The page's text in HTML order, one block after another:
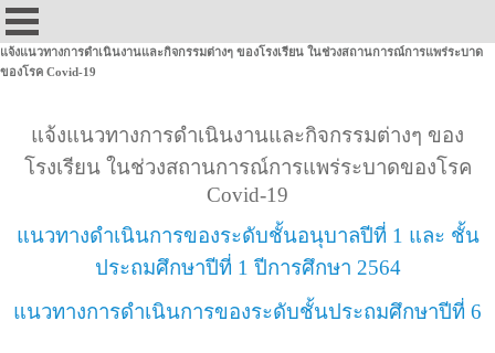
แจ้งแนวทางการดำเนินงานและกิจกรรมต่างๆ ของโรงเรียน ในช่วงสถานการณ์การแพร่ระบาด
ของโรค Covid-19
แจ้งแนวทางการดำเนินงานและกิจกรรมต่างๆ ของ
โรงเรียน ในช่วงสถานการณ์การแพร่ระบาดของโรค
Covid-19
แนวทางดำเนินการของระดับชั้นอนุบาลปีที่ 1 และ ชั้น
ประถมศึกษาปีที่ 1 ปีการศึกษา 2564
แนวทางการดำเนินการของระดับชั้นประถมศึกษาปีที่ 6